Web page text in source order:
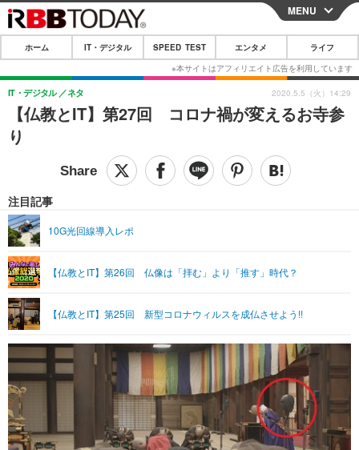
CLOSE
ホーム
IT・デジタル
IT・デジタルTOP スマートフォン
ショッピング その他
SPEED TEST
エンタメTOP 映画・ドラマ
グラビア ブログ
ショッピング その他
ライフTOP
リリース一覧
プッシュ通知の停止方法
MENU
ホーム IT・デジタル SPEED TEST エンタメ ライフ
【仏教とIT】第27回 コロナ禍が変えるお寺参
り
IT・デジタル ネタ
注目記事
10G光回線導入レポ
【仏教とIT】第26回 仏像は「拝む」より「推す」時代？
【仏教とIT】第25回 新型コロナウィルスを成仏させよう!!
2020.5.5（火）14:29